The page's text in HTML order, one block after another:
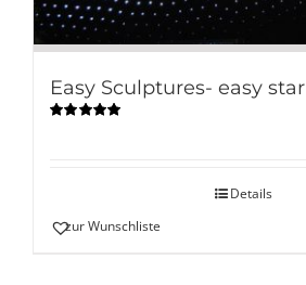
Easy Sculptures- easy star
Details
zur Wunschliste